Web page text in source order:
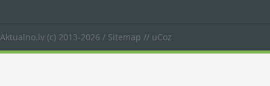
Aktualno.lv (c) 2013-2026 / Sitemap // uCoz